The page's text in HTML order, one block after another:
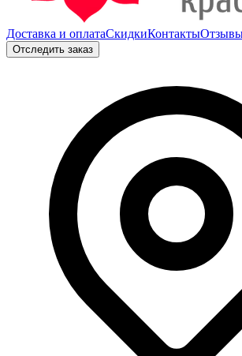
Доставка и оплатаСкидкиКонтакты
Отследить заказ